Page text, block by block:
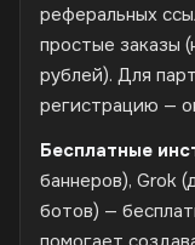
реферальных
простые заказы
рублей). Для
регистрацию —
Бесплатные
баннеров), Grok
ботов) —